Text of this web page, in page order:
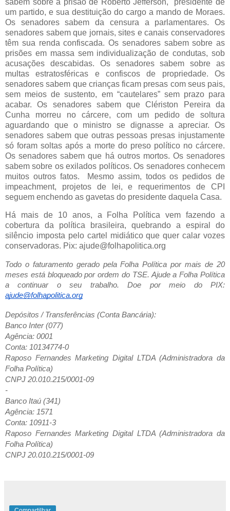
um partido, e sua destituição do cargo a mando de Moraes.
Os senadores sabem da censura a parlamentares. Os
senadores sabem que jornais, sites e canais conservadores
têm sua renda confiscada. Os senadores sabem sobre as
prisões em massa sem individualização de condutas, sob
acusações descabidas. Os senadores sabem sobre as
multas estratosféricas e confiscos de propriedade. Os
senadores sabem que crianças ficam presas com seus pais,
sem meios de sustento, em “cautelares” sem prazo para
acabar. Os senadores sabem que Clériston Pereira da
Cunha morreu no cárcere, com um pedido de soltura
aguardando que o ministro se dignasse a apreciar. Os
senadores sabem que outras pessoas presas injustamente
só foram soltas após a morte do preso político no cárcere.
Os senadores sabem que há outros mortos. Os senadores
sabem sobre os exilados políticos. Os senadores conhecem
muitos outros fatos. Mesmo assim, todos os pedidos de
impeachment, projetos de lei, e requerimentos de CPI
seguem enchendo as gavetas do presidente daquela Casa.
Há mais de 10 anos, a Folha Política vem fazendo a
cobertura da política brasileira, quebrando a espiral do
silêncio imposta pelo cartel midiático que quer calar vozes
conservadoras. Pix: ajude@folhapolitica.org
Todo o faturamento gerado pela Folha Política por mais de 20
meses está bloqueado por ordem do TSE. Ajude a Folha Política
a continuar o seu trabalho. Doe por meio do PIX:
ajude@folhapolitica.org
Depósitos / Transferências (Conta Bancária):
Banco Inter (077)
Agência: 0001
Conta: 10134774-0
Raposo Fernandes Marketing Digital LTDA (Administradora da
Folha Política)
CNPJ 20.010.215/0001-09
-
Banco Itaú (341)
Agência: 1571
Conta: 10911-3
Raposo Fernandes Marketing Digital LTDA (Administradora da
Folha Política)
CNPJ 20.010.215/0001-09